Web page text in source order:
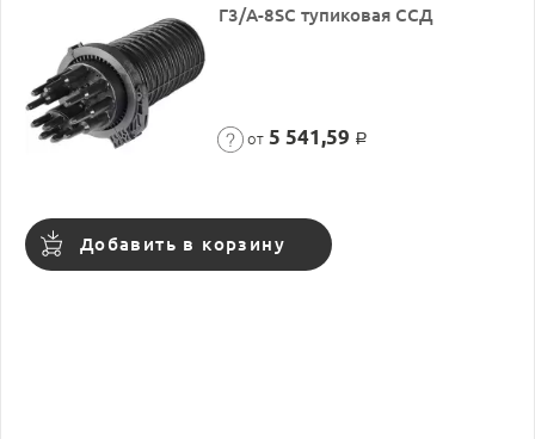
Г3/A-8SC тупиковая ССД
от 5 541,59 Р
Добавить в корзину